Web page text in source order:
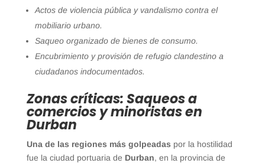
Actos de violencia pública y vandalismo contra el
mobiliario urbano.
Saqueo organizado de bienes de consumo.
Encubrimiento y provisión de refugio clandestino a
ciudadanos indocumentados.
Zonas críticas: Saqueos a
comercios y minoristas en
Durban
Una de las regiones más golpeadas por la hostilidad
fue la ciudad portuaria de Durban, en la provincia de